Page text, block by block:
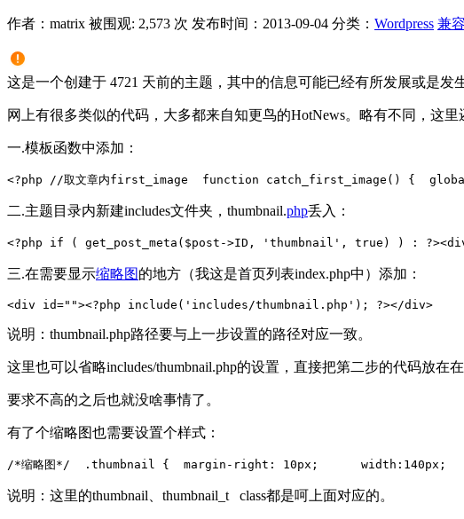
作者：matrix 被围观: 2,573 次 发布时间：2013-09-04 分类： Wordpress 兼
这是一个创建于 4721 天前的主题，其中的信息可能已经有所发展或是发
网上有很多类似的代码，大多都来自知更鸟的HotNews。略有不同，这里
一.模板函数中添加：
<?php //取文章内first_image function catch_first_image() {
二.主题目录内新建includes文件夹，thumbnail.php丢入：
<?php if ( get_post_meta($post->ID, 'thumbnail', true) ) :
三.在需要显示缩略图的地方（我这是首页列表index.php中）添加：
<div id=""><?php include('includes/thumbnail.php'); ?></div>
说明：thumbnail.php路径要与上一步设置的路径对应一致。
这里也可以省略includes/thumbnail.php的设置，直接把第二步的代码放在
要求不高的之后也就没啥事情了。
有了个缩略图也需要设置个样式：
/*缩略图*/ .thumbnail { margin-right: 10px;
    width:140px;
说明：这里的thumbnail、thumbnail_t class都是呵上面对应的。